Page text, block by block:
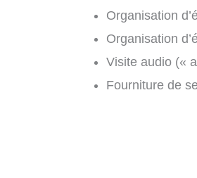
Organisation
Organisation
Visite audio («
Fourniture de